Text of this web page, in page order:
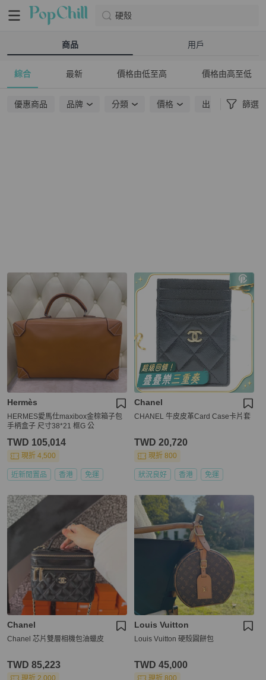
硬殼
商品 用戶
綜合 最新 價格由低至高 價格由高至低
優惠商品 品牌 分類 價格 出貨地點 篩選
Hermès
HERMES愛馬仕maxibox金棕箱子包
手柄盒子 尺寸38*21 框G 公
TWD 105,014
現折 4,500
近新閒置品 香港 免運
Chanel
CHANEL 牛皮皮革Card Case卡片套
TWD 20,720
現折 800
狀況良好 香港 免運
Chanel
Chanel 芯片雙層相機包油蠟皮
TWD 85,223
Louis Vuitton
Louis Vuitton 硬殼圓餅包
TWD 45,000